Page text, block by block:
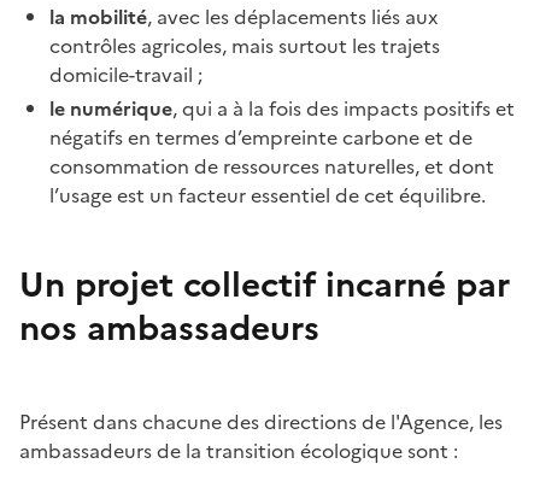
la mobilité, avec les déplacements liés aux
contrôles agricoles, mais surtout les trajets
domicile-travail ;
le numérique, qui a à la fois des impacts positifs et
négatifs en termes d’empreinte carbone et de
consommation de ressources naturelles, et dont
l’usage est un facteur essentiel de cet équilibre.
Un projet collectif incarné par
nos ambassadeurs
Présent dans chacune des directions de l'Agence, les
ambassadeurs de la transition écologique sont :